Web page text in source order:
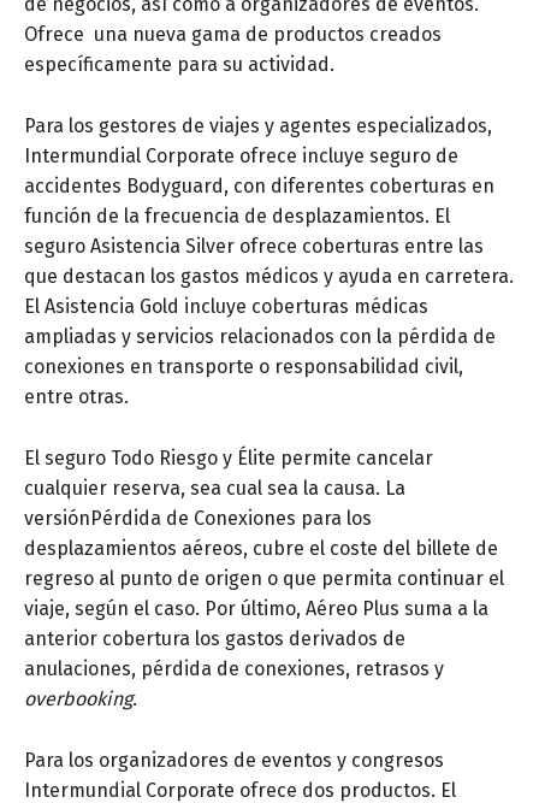
Ofrece una nueva gama de productos creados
específicamente para su actividad.
Para los gestores de viajes y agentes especializados,
Intermundial Corporate ofrece incluye seguro de
accidentes Bodyguard, con diferentes coberturas en
función de la frecuencia de desplazamientos. El
seguro Asistencia Silver ofrece coberturas entre las
que destacan los gastos médicos y ayuda en carretera.
El Asistencia Gold incluye coberturas médicas
ampliadas y servicios relacionados con la pérdida de
conexiones en transporte o responsabilidad civil,
entre otras.
El seguro Todo Riesgo y Élite permite cancelar
cualquier reserva, sea cual sea la causa. La
versiónPérdida de Conexiones para los
desplazamientos aéreos, cubre el coste del billete de
regreso al punto de origen o que permita continuar el
viaje, según el caso. Por último, Aéreo Plus suma a la
anterior cobertura los gastos derivados de
anulaciones, pérdida de conexiones, retrasos y
overbooking.
Para los organizadores de eventos y congresos
Intermundial Corporate ofrece dos productos. El